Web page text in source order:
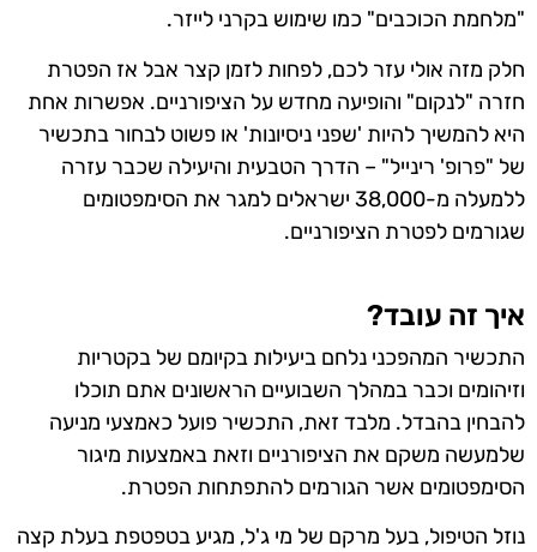
"מלחמת הכוכבים" כמו שימוש בקרני לייזר.
חלק מזה אולי עזר לכם, לפחות לזמן קצר אבל אז הפטרת
חזרה "לנקום" והופיעה מחדש על הציפורניים. אפשרות אחת
היא להמשיך להיות 'שפני ניסיונות' או פשוט לבחור בתכשיר
של "פרופ' רינייל" – הדרך הטבעית והיעילה שכבר עזרה
ללמעלה מ-38,000 ישראלים למגר את הסימפטומים
שגורמים לפטרת הציפורניים.
איך זה עובד?
התכשיר המהפכני נלחם ביעילות בקיומם של בקטריות
וזיהומים וכבר במהלך השבועיים הראשונים אתם תוכלו
להבחין בהבדל. מלבד זאת, התכשיר פועל כאמצעי מניעה
שלמעשה משקם את הציפורניים וזאת באמצעות מיגור
הסימפטומים אשר הגורמים להתפתחות הפטרת.
נוזל הטיפול, בעל מרקם של מי ג'ל, מגיע בטפטפת בעלת קצה